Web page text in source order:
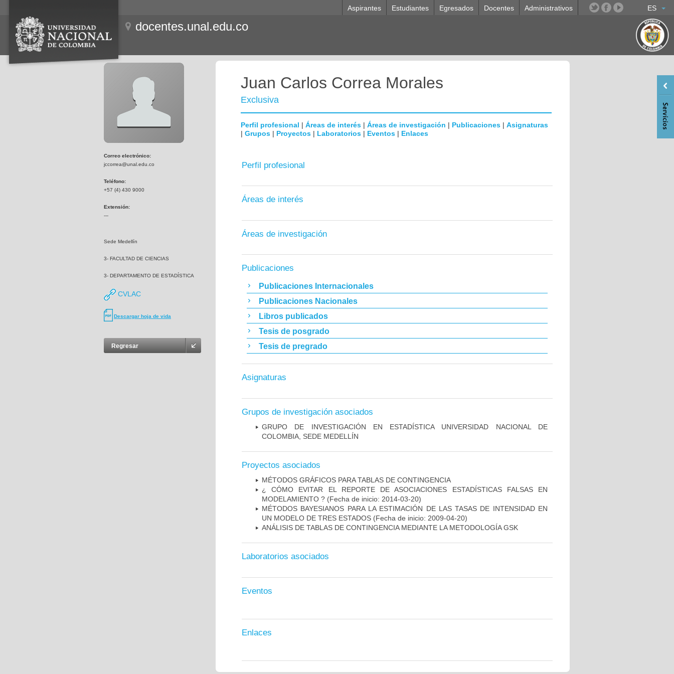
ES
Aspirantes Estudiantes Egresados Docentes Administrativos
docentes.unal.edu.co
Correo electrónico:
jccorrea@unal.edu.co
Teléfono:
+57 (4) 430 9000
Extensión:
---
Sede Medellín
3- FACULTAD DE CIENCIAS
3- DEPARTAMENTO DE ESTADÍSTICA
CVLAC
Descargar hoja de vida
Regresar
Juan Carlos Correa Morales
Exclusiva
Perfil profesional | Áreas de interés | Áreas de investigación | Publicaciones | Asignaturas
| Grupos | Proyectos | Laboratorios | Eventos | Enlaces
Perfil profesional
Áreas de interés
Áreas de investigación
Publicaciones
Publicaciones Internacionales
Publicaciones Nacionales
Libros publicados
Tesis de posgrado
Tesis de pregrado
Asignaturas
Grupos de investigación asociados
GRUPO DE INVESTIGACIÓN EN ESTADÍSTICA UNIVERSIDAD NACIONAL DE
COLOMBIA, SEDE MEDELLÍN
Proyectos asociados
MÉTODOS GRÁFICOS PARA TABLAS DE CONTINGENCIA
¿ CÓMO EVITAR EL REPORTE DE ASOCIACIONES ESTADÍSTICAS FALSAS EN
MODELAMIENTO ? (Fecha de inicio: 2014-03-20)
MÉTODOS BAYESIANOS PARA LA ESTIMACIÓN DE LAS TASAS DE INTENSIDAD EN
UN MODELO DE TRES ESTADOS (Fecha de inicio: 2009-04-20)
ANÁLISIS DE TABLAS DE CONTINGENCIA MEDIANTE LA METODOLOGÍA GSK
Laboratorios asociados
Eventos
Enlaces